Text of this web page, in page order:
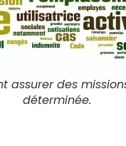
assurer des
déterminée.